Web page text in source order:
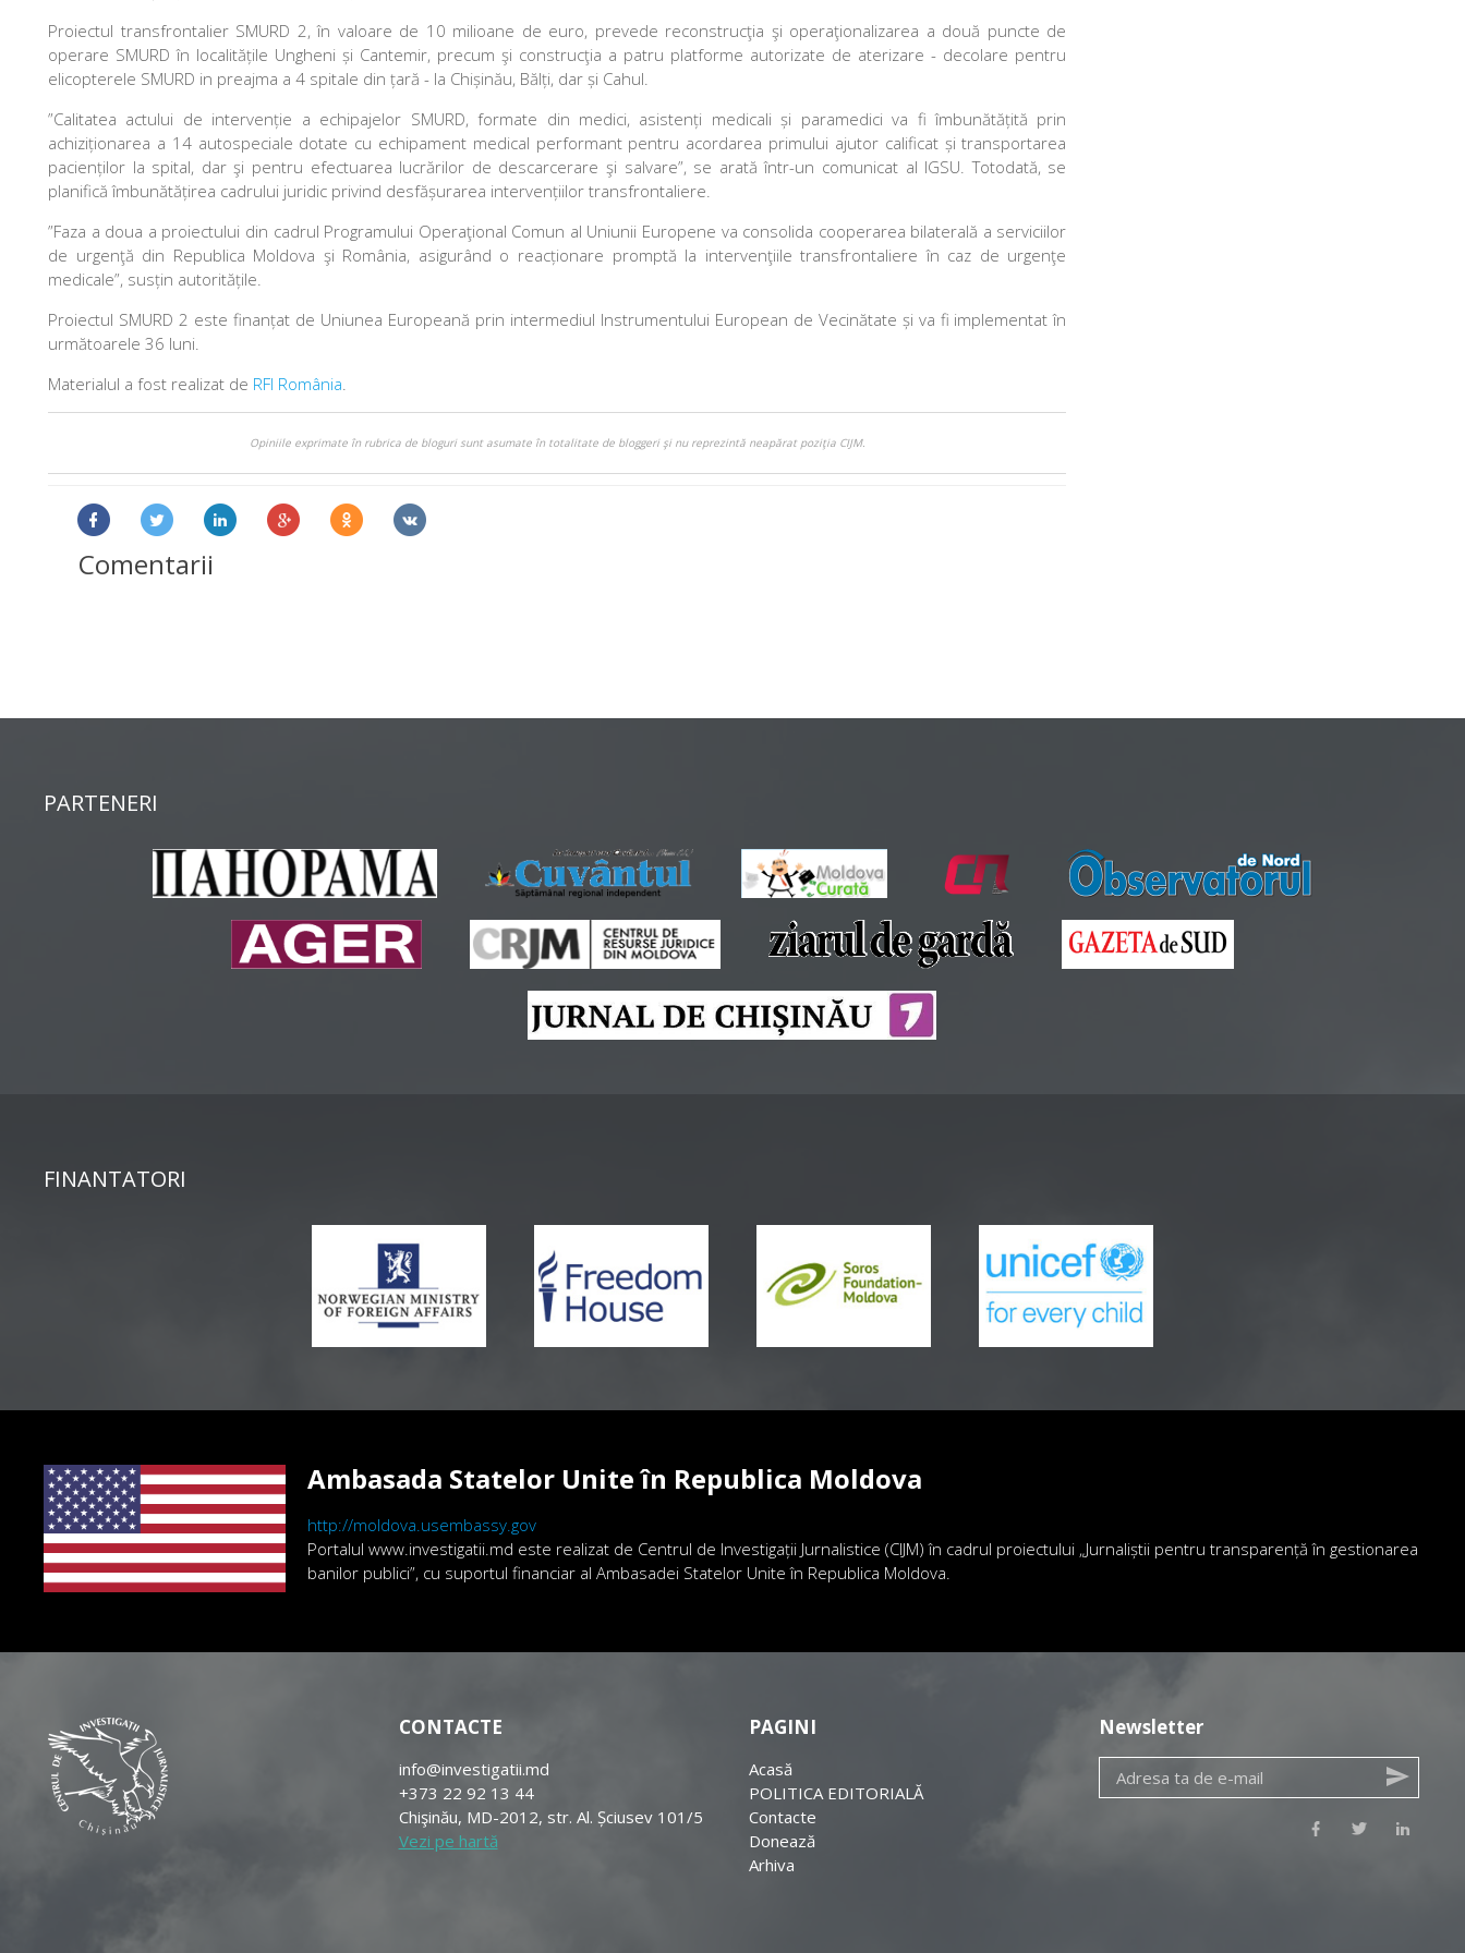
Proiectul transfrontalier SMURD 2, în valoare de 10 milioane de euro, prevede reconstrucţia şi operaţionalizarea a două puncte de
operare SMURD în localitățile Ungheni și Cantemir, precum şi construcţia a patru platforme autorizate de aterizare - decolare pentru
elicopterele SMURD in preajma a 4 spitale din țară - la Chișinău, Bălți, dar și Cahul.
”Calitatea actului de intervenție a echipajelor SMURD, formate din medici, asistenți medicali și paramedici va fi îmbunătățită prin
achiziționarea a 14 autospeciale dotate cu echipament medical performant pentru acordarea primului ajutor calificat și transportarea
pacienților la spital, dar şi pentru efectuarea lucrărilor de descarcerare şi salvare”, se arată într-un comunicat al IGSU. Totodată, se
planifică îmbunătățirea cadrului juridic privind desfășurarea intervențiilor transfrontaliere.
”Faza a doua a proiectului din cadrul Programului Operaţional Comun al Uniunii Europene va consolida cooperarea bilaterală a serviciilor
de urgenţă din Republica Moldova şi România, asigurând o reacționare promptă la intervenţiile transfrontaliere în caz de urgenţe
medicale”, susțin autoritățile.
Proiectul SMURD 2 este finanțat de Uniunea Europeană prin intermediul Instrumentului European de Vecinătate și va fi implementat în
următoarele 36 luni.
Materialul a fost realizat de RFI România
Opiniile exprimate în rubrica de bloguri sunt asumate în totalitate de bloggeri şi nu reprezintă neapărat poziţia CIJM.
Comentarii
PARTENERI
FINANTATORI
Ambasada Statelor Unite în Republica Moldova
http://moldova.usembassy.gov
Portalul www.investigatii.md este realizat de Centrul de Investigații Jurnalistice (CIJM) în cadrul proiectului „Jurnaliștii pentru transparență în gestionarea
banilor publici”, cu suportul financiar al Ambasadei Statelor Unite în Republica Moldova.
CONTACTE
info@investigatii.md
+373 22 92 13 44
Chişinău, MD-2012, str. Al. Șciusev 101/5
Vezi pe hartă
PAGINI
Acasă
POLITICA EDITORIALĂ
Contacte
Donează
Arhiva
Newsletter